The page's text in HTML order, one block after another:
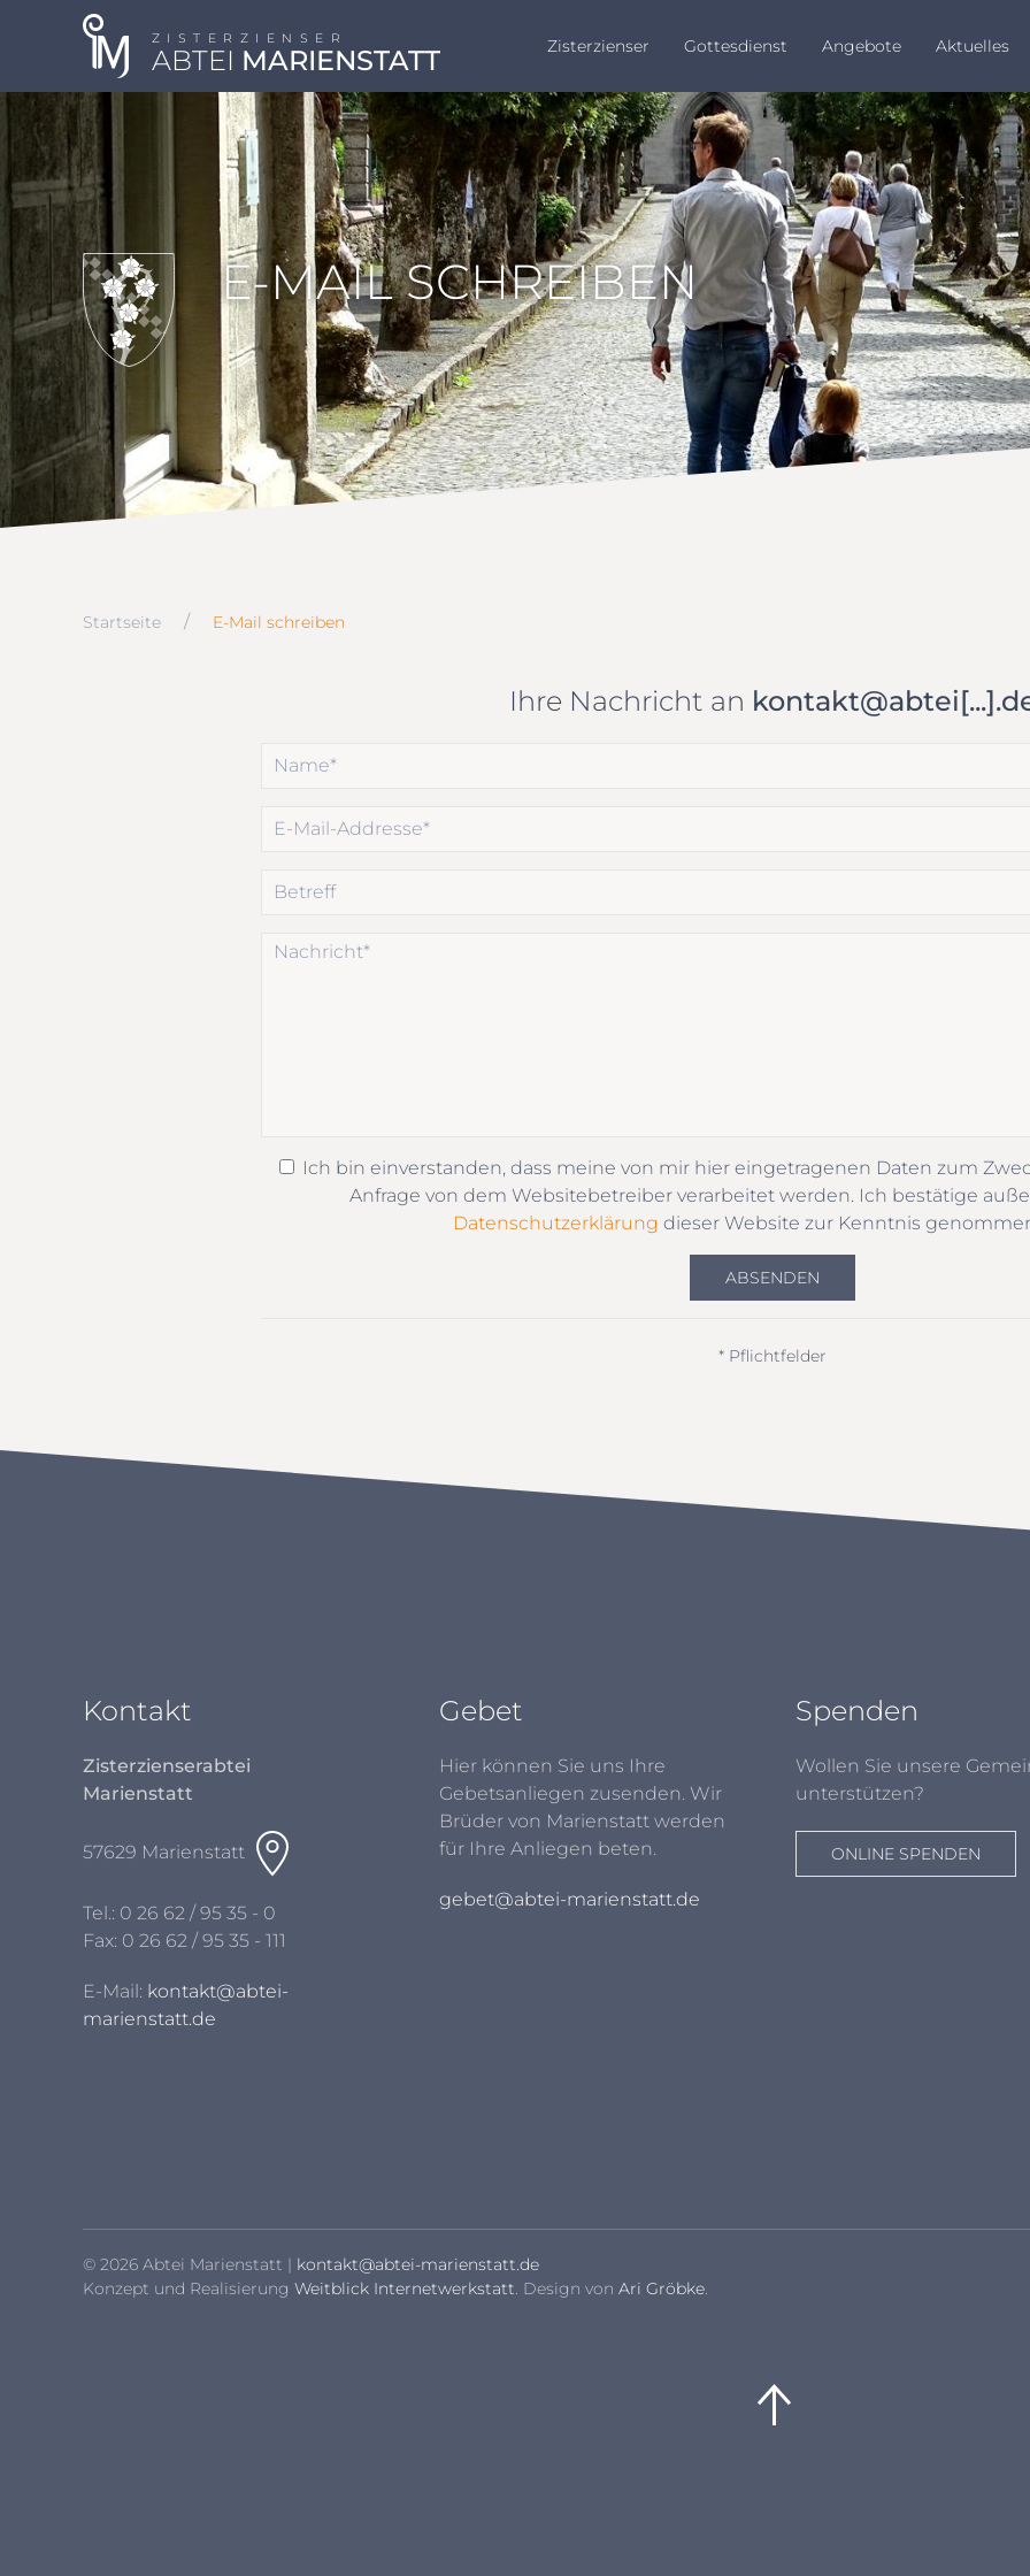
ZISTERZIENSER
ABTEI MARIENSTATT Zisterzienser Gottesdienst Angebote Aktuelles
E-MAIL SCHREIBEN
Startseite E-Mail schreiben
Ihre Nachricht an
Ich bin einverstanden, dass meine von mir hier eingetragenen Daten zum
Anfrage von dem Websitebetreiber verarbeitet werden. Ich bestätige
Datenschutzerklärung dieser Website zur Kenntnis
ABSENDEN
* Pflichtfelder
Kontakt
Zisterzienserabtei
Marienstatt
57629 Marienstatt
Tel.: 0 26 62 / 95 35 - 0
Fax: 0 26 62 / 95 35 - 111
E-Mail: kontakt@abtei-
marienstatt.de
Gebet
Hier können Sie uns Ihre
Gebetsanliegen zusenden. Wir
Brüder von Marienstatt werden
für Ihre Anliegen beten.
gebet@abtei-marienstatt.de
Spenden
Wollen Sie unsere
unterstützen?
ONLINE SPENDEN
© 2026 Abtei Marienstatt | kontakt@abtei-marienstatt.de
Konzept und Realisierung Weitblick Internetwerkstatt. Design von Ari Gröbke.